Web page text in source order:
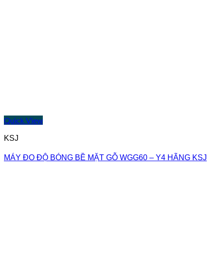
Quick View
KSJ
MÁY ĐO ĐỘ BÓNG BỀ MẶT GỖ WGG60 – Y4 HÃNG KSJ